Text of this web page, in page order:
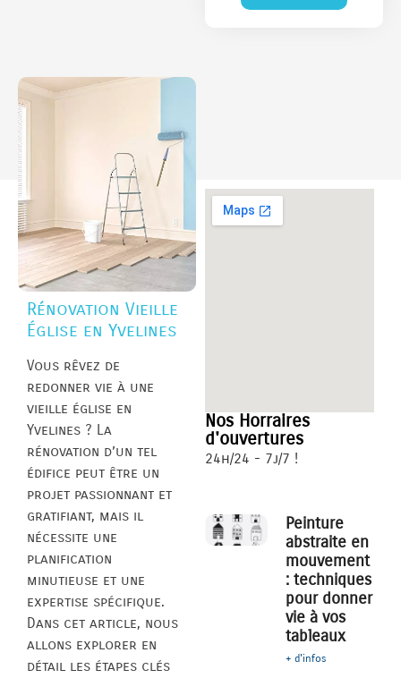
Rénovation Vieille
Église en Yvelines
Vous rêvez de
redonner vie à une
vieille église en
Yvelines ? La
rénovation d’un tel
édifice peut être un
projet passionnant et
gratifiant, mais il
nécessite une
planification
minutieuse et une
expertise spécifique.
Dans cet article, nous
allons explorer en
détail les étapes clés
Nos Horraires
d'ouvertures
24h/24 - 7j/7 !
Peinture
abstraite en
mouvement
: techniques
pour donner
vie à vos
tableaux
+ d'infos